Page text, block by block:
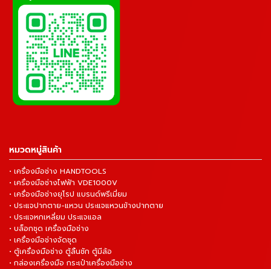
หมวดหมู่สินค้า
• เครื่องมือช่าง HANDTOOLS
• เครื่องมือช่างไฟฟ้า VDE1000V
• เครื่องมือช่างยุโรป แบรนด์พรีเมี่ยม
• ประแจปากตาย-แหวน ประแจแหวนข้างปากตาย
• ประแจหกเหลี่ยม ประแจแอล
• บล็อกชุด เครื่องมือช่าง
• เครื่องมือช่างจัดชุด
• ตู้เครื่องมือช่าง ตู้ลิ้นชัก ตู้มีล้อ
• กล่องเครื่องมือ กระเป๋าเครื่องมือช่าง